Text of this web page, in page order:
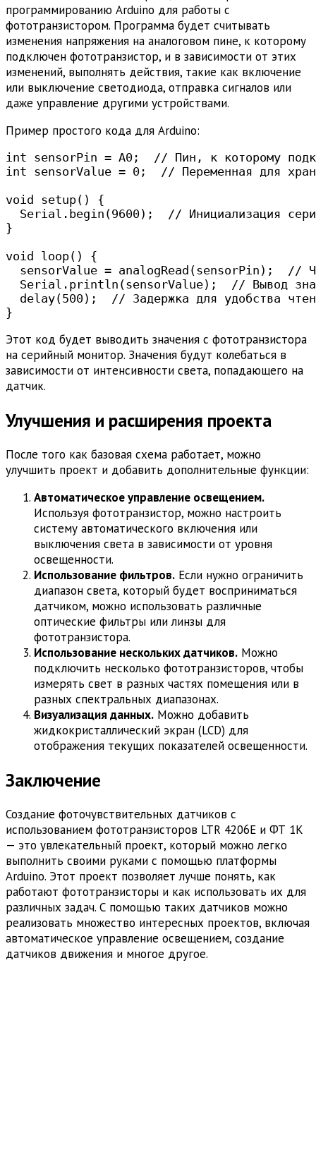
программированию Arduino для работы с
фототранзистором. Программа будет считывать
изменения напряжения на аналоговом пине, к которому
подключен фототранзистор, и в зависимости от этих
изменений, выполнять действия, такие как включение
или выключение светодиода, отправка сигналов или
даже управление другими устройствами.
Пример простого кода для Arduino:
int sensorPin = A0;  // Пин, к которому
int sensorValue = 0;  // Переменная для
void setup() {
Serial.begin(9600);  // Инициализация
}
void loop() {
sensorValue = analogRead(sensorPin);  //
Serial.println(sensorValue);  // Вывод
delay(500);  // Задержка для удобства
Этот код будет выводить значения с фототранзистора
на серийный монитор. Значения будут колебаться в
зависимости от интенсивности света, попадающего на
датчик.
Улучшения и расширения проекта
После того как базовая схема работает, можно
улучшить проект и добавить дополнительные функции:
Автоматическое управление освещением.
Используя фототранзистор, можно настроить
систему автоматического включения или
выключения света в зависимости от уровня
освещенности.
Использование фильтров. Если нужно ограничить
диапазон света, который будет восприниматься
датчиком, можно использовать различные
оптические фильтры или линзы для
фототранзистора.
Использование нескольких датчиков. Можно
подключить несколько фототранзисторов, чтобы
измерять свет в разных частях помещения или в
разных спектральных диапазонах.
Визуализация данных. Можно добавить
жидкокристаллический экран (LCD) для
отображения текущих показателей освещенности.
Заключение
Создание фоточувствительных датчиков с
использованием фототранзисторов LTR 4206E и ФТ 1К
— это увлекательный проект, который можно легко
выполнить своими руками с помощью платформы
Arduino. Этот проект позволяет лучше понять, как
работают фототранзисторы и как использовать их для
различных задач. С помощью таких датчиков можно
реализовать множество интересных проектов, включая
автоматическое управление освещением, создание
датчиков движения и многое другое.